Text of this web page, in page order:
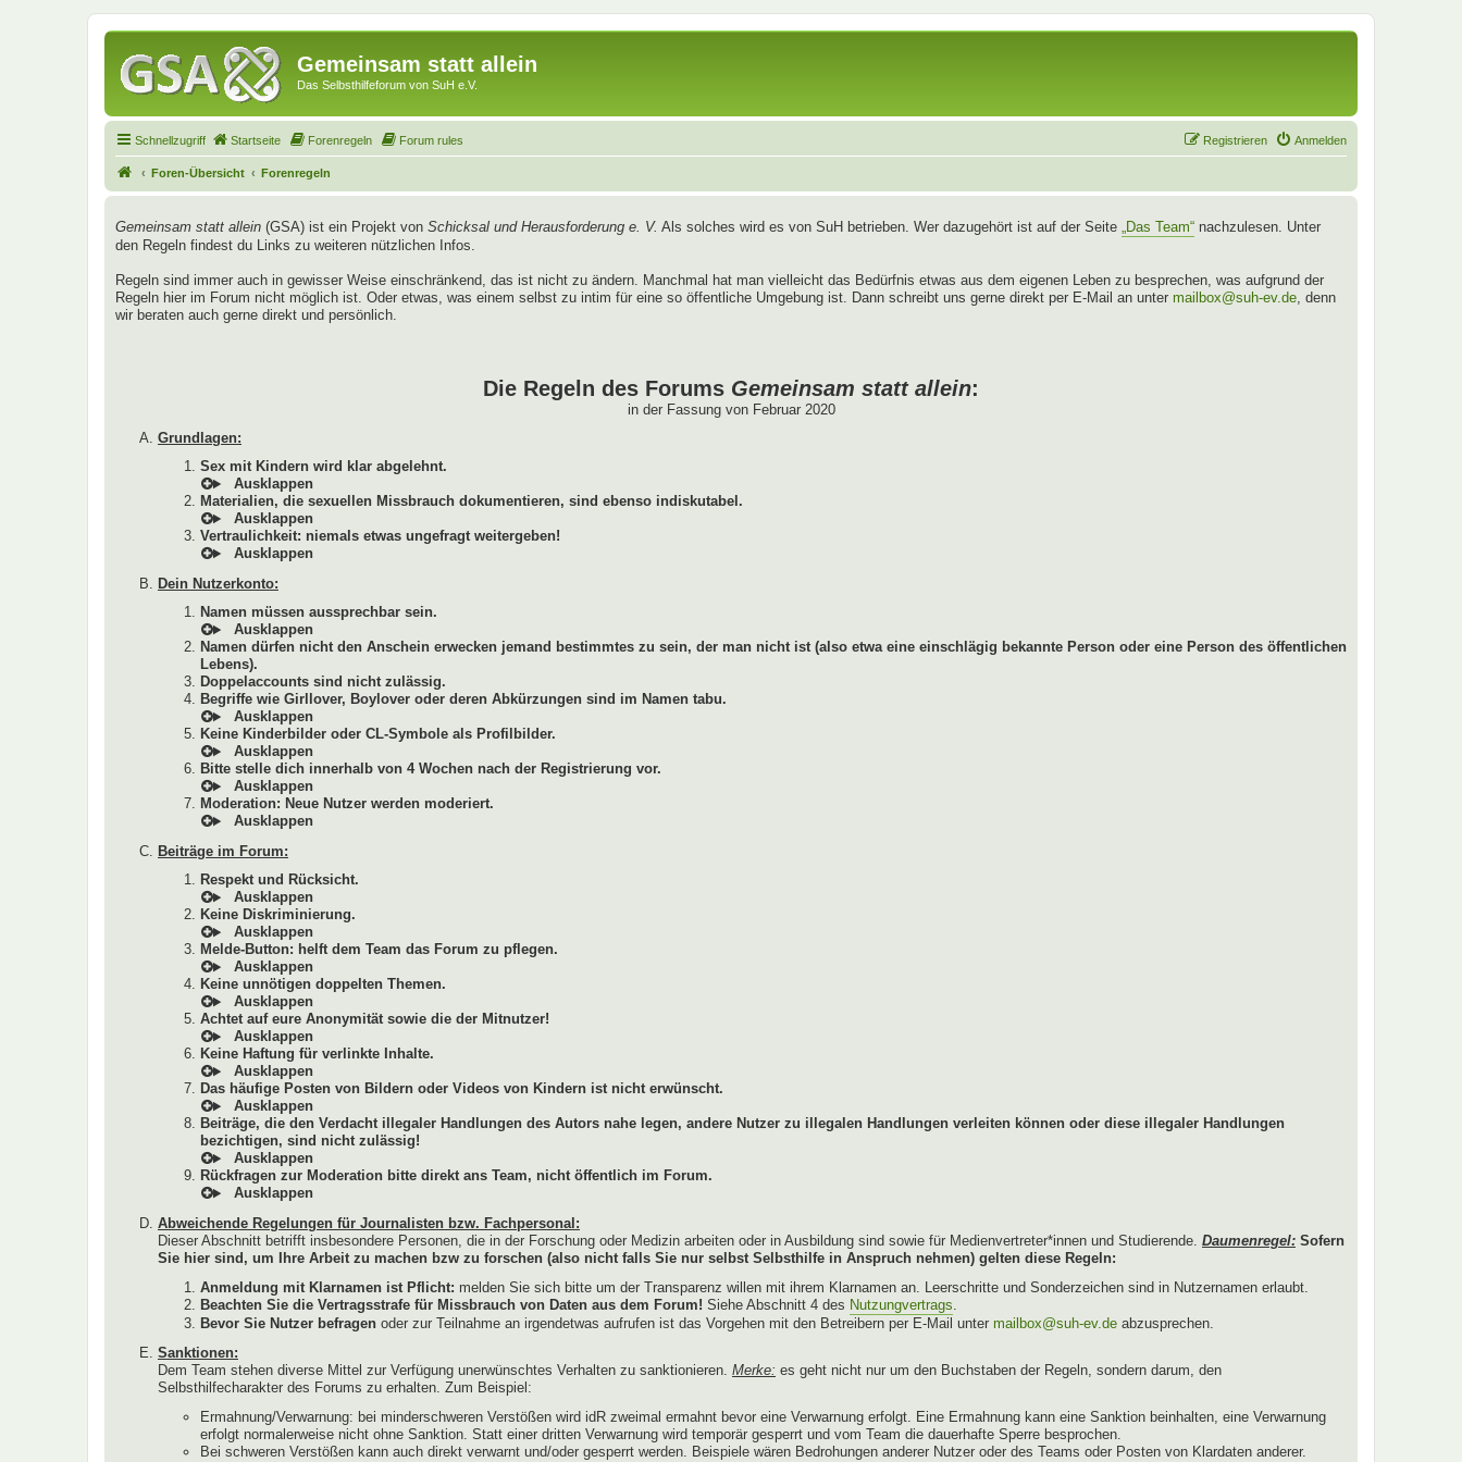
Gemeinsam statt allein
Das Selbsthilfeforum von SuH e.V.
Schnellzugriff Startseite Forenregeln Forum rules Anmelden
Registrieren
Foren-Übersicht Forenregeln
Gemeinsam statt allein (GSA) ist ein Projekt von Schicksal und Herausforderung e. V. Als solches wird es von SuH betrieben. Wer dazugehört ist auf der Seite „Das Team“ nachzulesen. Unter
den Regeln findest du Links zu weiteren nützlichen Infos.
Regeln sind immer auch in gewisser Weise einschränkend, das ist nicht zu ändern. Manchmal hat man vielleicht das Bedürfnis etwas aus dem eigenen Leben zu besprechen, was aufgrund der
Regeln hier im Forum nicht möglich ist. Oder etwas, was einem selbst zu intim für eine so öffentliche Umgebung ist. Dann schreibt uns gerne direkt per E-Mail an unter mailbox@suh-ev.de , denn
wir beraten auch gerne direkt und persönlich.
Die Regeln des Forums Gemeinsam statt allein:
in der Fassung von Februar 2020
Grundlagen:
Sex mit Kindern wird klar abgelehnt.
Materialien, die sexuellen Missbrauch dokumentieren, sind ebenso indiskutabel.
Vertraulichkeit: niemals etwas ungefragt weitergeben!
Dein Nutzerkonto:
Namen müssen aussprechbar sein.
Namen dürfen nicht den Anschein erwecken jemand bestimmtes zu sein, der man nicht ist (also etwa eine einschlägig bekannte Person oder eine Person des öffentlichen
Lebens).
Doppelaccounts sind nicht zulässig.
Begriffe wie Girllover, Boylover oder deren Abkürzungen sind im Namen tabu.
Keine Kinderbilder oder CL-Symbole als Profilbilder.
Bitte stelle dich innerhalb von 4 Wochen nach der Registrierung vor.
Moderation: Neue Nutzer werden moderiert.
Beiträge im Forum:
Respekt und Rücksicht.
Keine Diskriminierung.
Melde-Button: helft dem Team das Forum zu pflegen.
Keine unnötigen doppelten Themen.
Achtet auf eure Anonymität sowie die der Mitnutzer!
Keine Haftung für verlinkte Inhalte.
Das häufige Posten von Bildern oder Videos von Kindern ist nicht erwünscht.
Beiträge, die den Verdacht illegaler Handlungen des Autors nahe legen, andere Nutzer zu illegalen Handlungen verleiten können oder diese illegaler Handlungen
bezichtigen, sind nicht zulässig!
Rückfragen zur Moderation bitte direkt ans Team, nicht öffentlich im Forum.
Abweichende Regelungen für Journalisten bzw. Fachpersonal:
Dieser Abschnitt betrifft insbesondere Personen, die in der Forschung oder Medizin arbeiten oder in Ausbildung sind sowie für Medienvertreter*innen und Studierende. Daumenregel: Sofern
Sie hier sind, um Ihre Arbeit zu machen bzw zu forschen (also nicht falls Sie nur selbst Selbsthilfe in Anspruch nehmen) gelten diese Regeln:
Anmeldung mit Klarnamen ist Pflicht: melden Sie sich bitte um der Transparenz willen mit ihrem Klarnamen an. Leerschritte und Sonderzeichen sind in Nutzernamen erlaubt.
Beachten Sie die Vertragsstrafe für Missbrauch von Daten aus dem Forum! Siehe Abschnitt 4 des Nutzungvertrags
Bevor Sie Nutzer befragen oder zur Teilnahme an irgendetwas aufrufen ist das Vorgehen mit den Betreibern per E-Mail unter mailbox@suh-ev.de abzusprechen.
Sanktionen:
Dem Team stehen diverse Mittel zur Verfügung unerwünschtes Verhalten zu sanktionieren. Merke: es geht nicht nur um den Buchstaben der Regeln, sondern darum, den
Selbsthilfecharakter des Forums zu erhalten. Zum Beispiel:
Ermahnung/Verwarnung: bei minderschweren Verstößen wird idR zweimal ermahnt bevor eine Verwarnung erfolgt. Eine Ermahnung kann eine Sanktion beinhalten, eine Verwarnung
erfolgt normalerweise nicht ohne Sanktion. Statt einer dritten Verwarnung wird temporär gesperrt und vom Team die dauerhafte Sperre besprochen.
Bei schweren Verstößen kann auch direkt verwarnt und/oder gesperrt werden. Beispiele wären Bedrohungen anderer Nutzer oder des Teams oder Posten von Klardaten anderer.